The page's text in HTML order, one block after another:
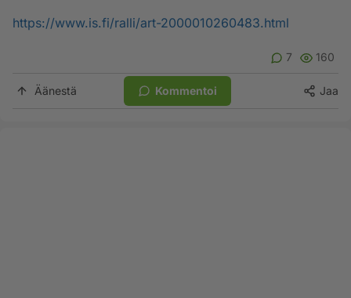
https://www.is.fi/ralli/art-2000010260483.html
7 160
Äänestä Kommentoi Jaa